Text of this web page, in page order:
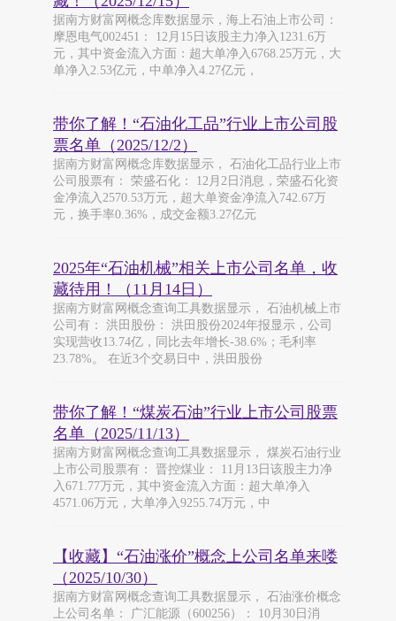
据南方财富网概念库数据显示，海上石油上市公司：
摩恩电气002451： 12月15日该股主力净入1231.6万
元，其中资金流入方面：超大单净入6768.25万元，大
单净入2.53亿元，中单净入4.27亿元，
带你了解！“石油化工品”行业上市公司股
票名单（2025/12/2）
据南方财富网概念库数据显示， 石油化工品行业上市
公司股票有： 荣盛石化： 12月2日消息，荣盛石化资
金净流入2570.53万元，超大单资金净流入742.67万
元，换手率0.36%，成交金额3.27亿元
2025年“石油机械”相关上市公司名单，收
藏待用！（11月14日）
据南方财富网概念查询工具数据显示， 石油机械上市
公司有： 洪田股份： 洪田股份2024年报显示，公司
实现营收13.74亿，同比去年增长-38.6%；毛利率
23.78%。 在近3个交易日中，洪田股份
带你了解！“煤炭石油”行业上市公司股票
名单（2025/11/13）
据南方财富网概念查询工具数据显示， 煤炭石油行业
上市公司股票有： 晋控煤业： 11月13日该股主力净
入671.77万元，其中资金流入方面：超大单净入
4571.06万元，大单净入9255.74万元，中
【收藏】“石油涨价”概念上公司名单来喽
（2025/10/30）
据南方财富网概念查询工具数据显示， 石油涨价概念
上公司名单： 广汇能源（600256）： 10月30日消